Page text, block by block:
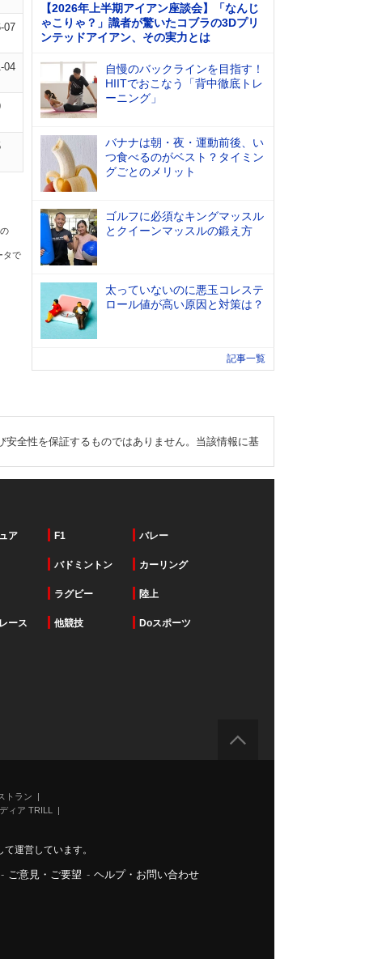
07
04
タで
【2026年上半期アイアン座談会】「なんじ
ゃこりゃ？」識者が驚いたコブラの3Dプリ
ンテッドアイアン、その実力とは
自慢のバックラインを目指す！
HIITでおこなう「背中徹底トレ
ーニング」
バナナは朝・夜・運動前後、い
つ食べるのがベスト？タイミン
グごとのメリット
ゴルフに必須なキングマッスル
とクイーンマッスルの鍛え方
太っていないのに悪玉コレステ
ロール値が高い原因と対策は？
記事一覧
全性を保証するものではありません。当該情報に基
ア F1 バレー
バドミントン カーリング
ラグビー 陸上
ース 他競技 Doスポーツ
トラン
ィア TRILL
運営しています。
- ご意見・ご要望 - ヘルプ・お問い合わせ